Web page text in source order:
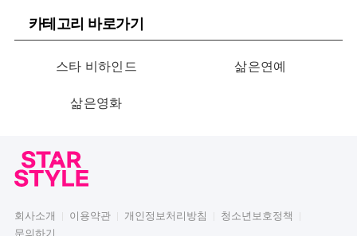
카테고리 바로가기
스타 비하인드 삶은연예
삶은영화
회사소개 이용약관 개인정보처리방침
청소년보호정책
문의하기